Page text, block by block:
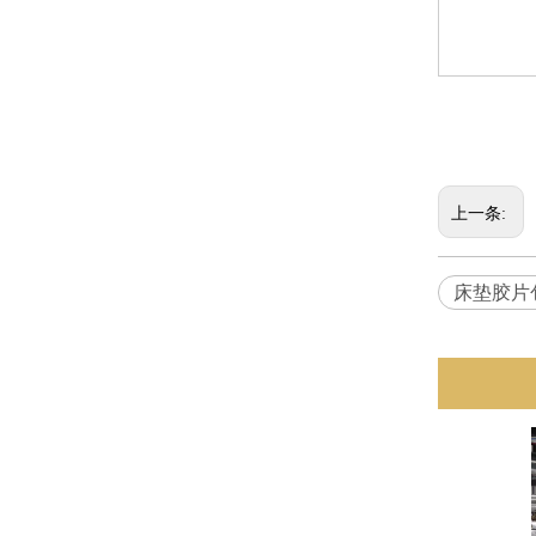
上一条:
床垫胶片